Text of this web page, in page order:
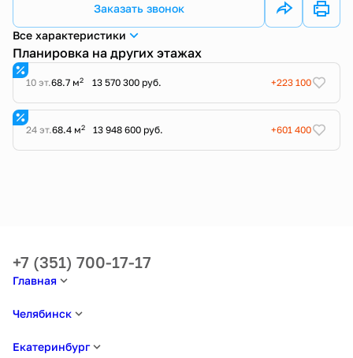
Заказать звонок
Все характеристики
Планировка на других этажах
10 эт.68.7 м2 13 570 300 руб. +223 100
24 эт.68.4 м2 13 948 600 руб. +601 400
Главная
Челябинск
Екатеринбург
+7 (351) 700-17-17